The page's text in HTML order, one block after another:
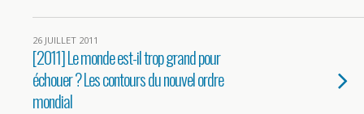
26 JUILLET 2011
[2011] Le monde est-il trop grand pour
échouer ? Les contours du nouvel ordre
mondial